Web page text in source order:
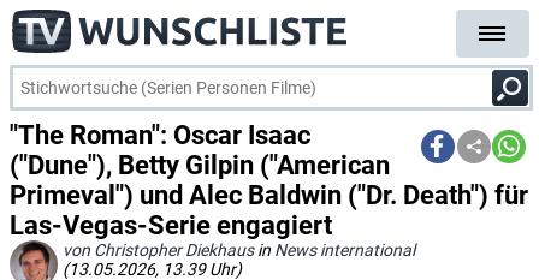
"The Roman": Oscar Isaac
("Dune"), Betty Gilpin ("American
Primeval") und Alec Baldwin ("Dr. Death") für
Las-Vegas-Serie engagiert
von Christopher Diekhausin News international
(13.05.2026, 13.39 Uhr)